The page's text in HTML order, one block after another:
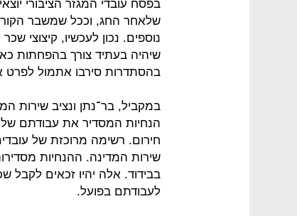
בפסח עובדי המגזר הציבורי
שלאחר החג, וככל שמשבר
נוספים. נכון לעכשיו, קיצוצי
שיהיה בעתיד צורך בהפחתות
בהסתדרות סירבו אתמול לפרט
במקביל, בר־נתן ונציב שירות
חירום. רשימה מרוכזת של
שירות המדינה. ההנחיות
בבידוד. אלה יהיו זכאים
לעבודתם בפועל.